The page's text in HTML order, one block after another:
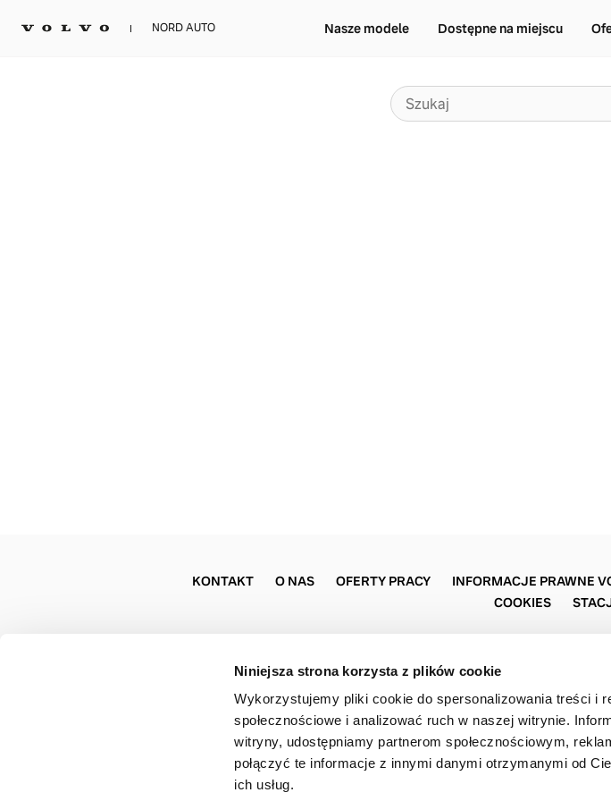
Niniejsza strona korzysta z plików cookie
Wykorzystujemy pliki cookie do spersonalizowania treści i
społecznościowe i analizować ruch w naszej witrynie.
witryny, udostępniamy partnerom społecznościowym,
połączyć te informacje z innymi danymi otrzymanymi od
ich usług.
NORD AUTO Nasze modele Dostępne na miejscu
KONTAKT O NAS OFERTY PRACY INFORMACJE PRAWNE
COOKIES
15-703
(85) 651 44 36